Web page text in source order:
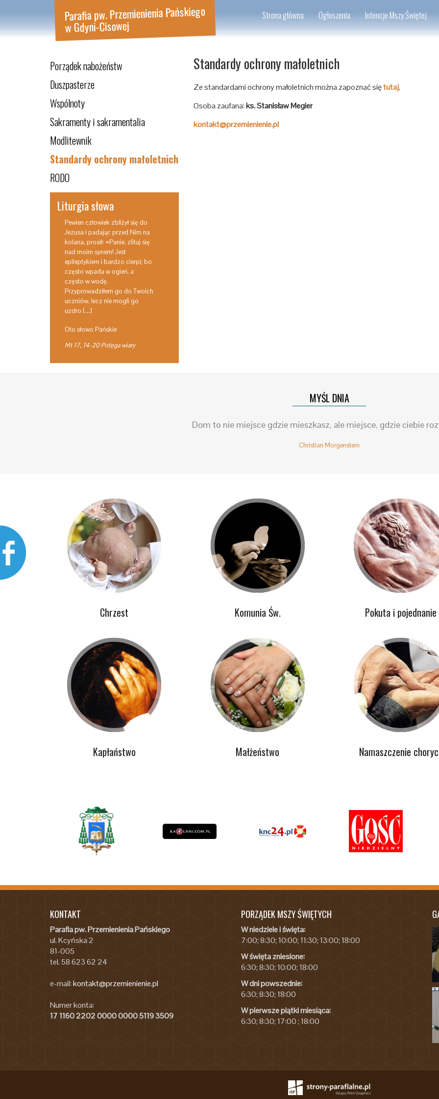
Parafia pw. Przemienienia Pańskiego
w Gdyni-Cisowej
Strona główna Ogłoszenia Intencje Mszy Świętej
Porządek nabożeństw
Duszpasterze
Wspólnoty
Sakramenty i sakramentalia
Modlitewnik
Standardy ochrony małoletnich
RODO
Liturgia słowa
Pewien człowiek zbliżył się do
Jezusa i padając przed Nim na
kolana, prosił: «Panie, zlituj się
nad moim synem! Jest
epileptykiem i bardzo cierpi; bo
często wpada w ogień, a
często w wodę.
Przyprowadziłem go do Twoich
uczniów, lecz nie mogli go
uzdro […]
Oto słowo Pańskie
Mt 17, 14-20 Potęga wiary
Standardy ochrony małoletnich
Ze standardami ochrony małoletnich można zapoznać siętutaj.
Osoba zaufana:ks. Stanisław Megier
kontakt@przemienienie.pl
MYŚL DNIA
Dom to nie miejsce gdzie mieszkasz, ale miejsce, gdzie ciebie
Christian Morgenstern
Chrzest Komunia Św. Pokuta i pojednanie
Kapłaństwo Małżeństwo Namaszczenie
KONTAKT
Parafia pw. Przemienienia Pańskiego
ul. Kcyńska 2
81-005
tel. 58 623 62 24
e-mail:kontakt@przemienienie.pl
Numer konta:
17 1160 2202 0000 0000 5119 3509
PORZĄDEK MSZY ŚWIĘTYCH
W niedziele i święta:
7:00; 8:30; 10:00; 11:30; 13:00; 18:00
W święta zniesione:
6:30; 8:30; 10:00; 18:00
W dni powszednie:
6:30; 8:30; 18:00
W pierwsze piątki miesiąca:
6:30; 8:30; 17:00 ; 18:00